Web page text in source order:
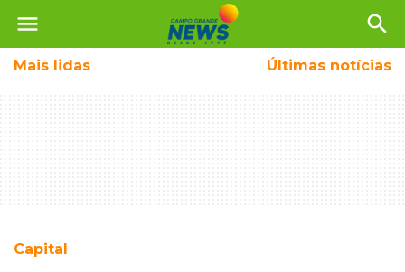
menu search
Mais lidas Últimas notícias
Capital